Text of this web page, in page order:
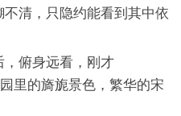
清，只隐约能看到其中依
俯身远看，刚才
园里的旖旎景色，繁华的宋